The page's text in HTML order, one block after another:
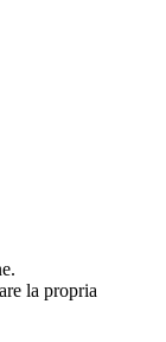
la propria